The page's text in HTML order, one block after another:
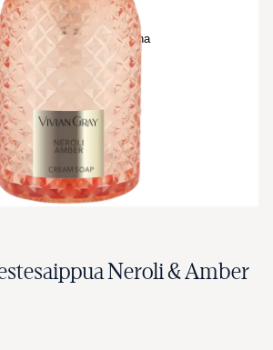
tuotekuva suurennettuna
Neroli & Amber